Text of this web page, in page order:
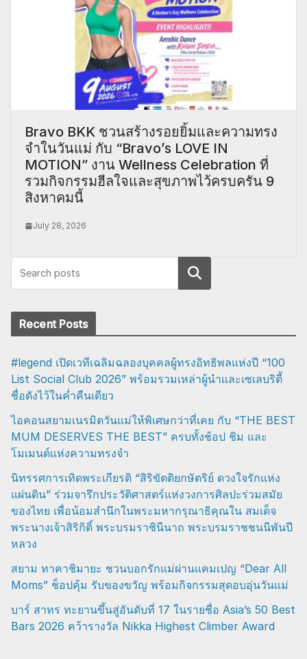
Bravo BKK ชวนสร้างรอยยิ้มและความทรง
จำในวันแม่ กับ “Bravo’s LOVE IN
MOTION” งาน Wellness Celebration ที่
รวมกิจกรรมฮีลใจและสุขภาพไว้ครบครัน 9
สิงหาคมนี้
July 28, 2026
Search
Recent Posts
#legend เปิดเวทีเฉลิมฉลองบุคคลผู้ทรงอิทธิพลแห่งปี “100
List Social Club 2026” พร้อมรวมเหล่าผู้นำและเซเลบริตี้
ชื่อดังไว้ในค่ำคืนเดียว
ไอคอนสยามเนรมิตวันแม่ให้พิเศษกว่าที่เคย กับ “THE BEST
MUM DESERVES THE BEST” ครบทั้งช้อป ชิม และ
โมเมนต์แห่งความทรงจำ
นิทรรศการเทิดพระเกียรติ “สิริขัตติยกษัตริย์ ดวงใจรักแห่ง
แผ่นดิน” ร่วมจารึกประวัติศาสตร์แห่งวงการศิลปะร่วมสมัย
ของไทย เพื่อน้อมสำนึกในพระมหากรุณาธิคุณใน สมเด็จ
พระนางเจ้าสิริกิติ์ พระบรมราชินีนาถ พระบรมราชชนนีพันปี
หลวง
สยาม ทาคาชิมายะ ชวนบอกรักแม่ผ่านแคมเปญ “Dear All
Moms” ช็อปคุ้ม รับของขวัญ พร้อมกิจกรรมสุดอบอุ่นวันแม่
บาร์ สาทร ทะยานขึ้นสู่อันดับที่ 17 ในรายชื่อ Asia’s 50 Best
Bars 2026 คว้ารางวัล Nikka Highest Climber Award